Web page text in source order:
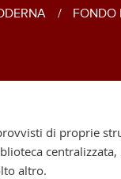
/ FONDO
di proprie
altro.